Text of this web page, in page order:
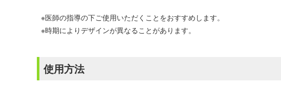
※医師の指導の下ご使用いただくことをおすすめします。
※時期によりデザインが異なることがあります。
使用方法